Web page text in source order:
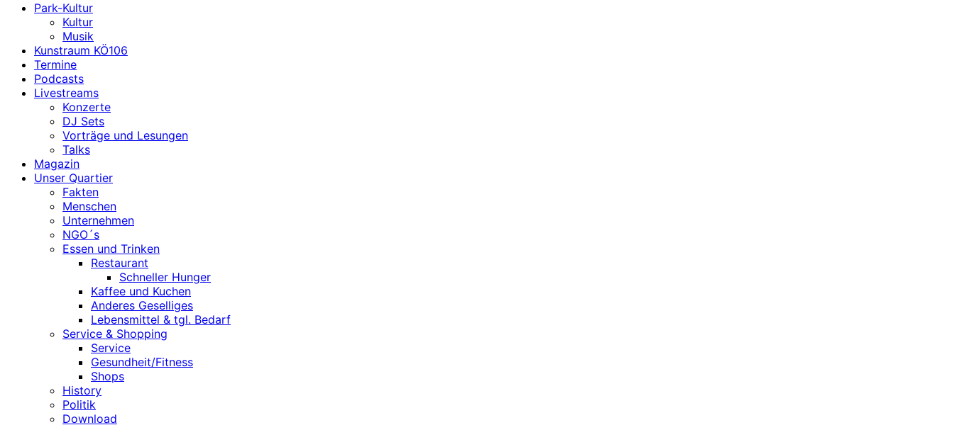
Park-Kultur
Kultur
Musik
Kunstraum KÖ106
Termine
Podcasts
Livestreams
Konzerte
DJ Sets
Vorträge und Lesungen
Talks
Magazin
Unser Quartier
Fakten
Menschen
Unternehmen
NGO´s
Essen und Trinken
Restaurant
Schneller Hunger
Kaffee und Kuchen
Anderes Geselliges
Lebensmittel & tgl. Bedarf
Service & Shopping
Service
Gesundheit/Fitness
Shops
History
Politik
Download